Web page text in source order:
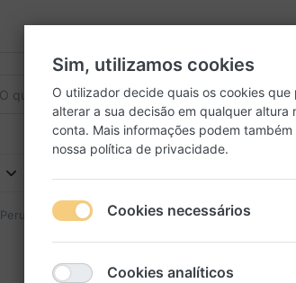
e Frango Raças médias adultas
Sim, utilizamos cookies
O utilizador decide quais os cookies que
alterar a sua decisão em qualquer altura
conta. Mais informações podem
nossa política de privacidade.
Cookies necessários
Cookies analíticos